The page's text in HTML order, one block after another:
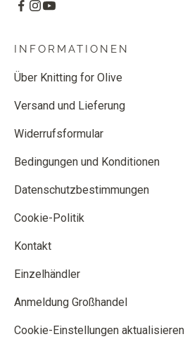
INFORMATIONEN
Über Knitting for Olive
Versand und Lieferung
Widerrufsformular
Bedingungen und Konditionen
Datenschutzbestimmungen
Cookie-Politik
Kontakt
Einzelhändler
Anmeldung Großhandel
Cookie-Einstellungen aktualisieren